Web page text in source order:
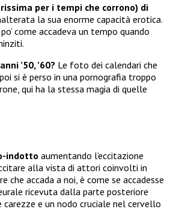
per i tempi che corrono) di
la sua enorme capacità erotica.
come accadeva un tempo quando
’50, ’60? Le foto dei calendari che
si è perso in una pornografia troppo
qui ha la stessa magia di quelle
indotto aumentando l’eccitazione
alla vista di attori coinvolti in
accada a noi, è come se accadesse
ricevuta dalla parte posteriore
e un nodo cruciale nel cervello